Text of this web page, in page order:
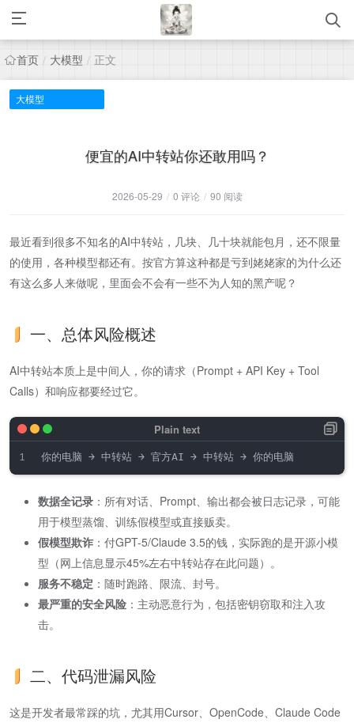
首页 / 大模型 / 正文
大模型
便宜的AI中转站你还敢用吗？
2026-05-29 / 0 评论 / 90 阅读
最近看到很多不知名的AI中转站，几块、几十块就能包月，还不限量
的使用，各种模型都还有。按官方算这种都是亏到姥姥家的为什么还
有这么多人来做呢，里面会不会有一些不为人知的黑产呢？
一、总体风险概述
AI中转站本质上是中间人，你的请求（Prompt + API Key + Tool
Calls）和响应都要经过它。
数据全记录 ​：所有对话、Prompt、输出都会被日志记录，可能
用于模型蒸馏、训练假模型或直接贩卖。
假模型欺诈 ​：付GPT-5/Claude 3.5的钱，实际跑的是开源小模
型（网上信息显示45%左右中转站存在此问题）。
服务不稳定 ​：随时跑路、限流、封号。
最严重的安全风险 ​：主动恶意行为，包括密钥窃取和注入攻
击。
二、代码泄漏风险
这是开发者最常踩的坑，尤其用Cursor、OpenCode、Claude Code